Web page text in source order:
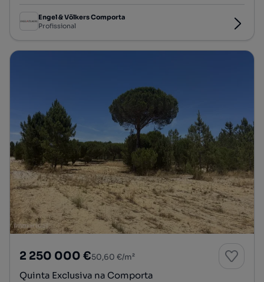
Engel & Völkers Comporta
Profissional
2 250 000 €50,60 €/m²
Quinta Exclusiva na Comporta